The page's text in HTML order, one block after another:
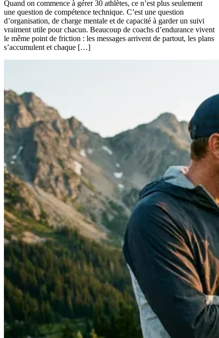
Quand on commence à gérer 30 athlètes, ce n’est plus seulement
une question de compétence technique. C’est une question
d’organisation, de charge mentale et de capacité à garder un suivi
vraiment utile pour chacun. Beaucoup de coachs d’endurance vivent
le même point de friction : les messages arrivent de partout, les plans
s’accumulent et chaque […]